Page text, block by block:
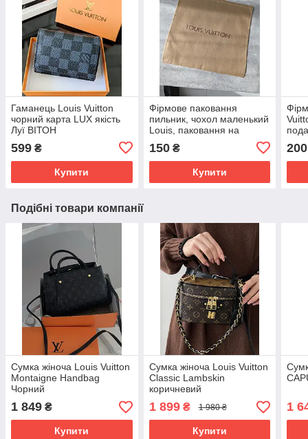
Гаманець Louis Vuitton
чорний карта LUX якість
Луї ВІТОН
599 ₴
Купити
Фірмове паковання
пильник, чохол маленький
Louis, паковання на
подарунок. Подарункова
брендова упаковка Луї
150₴
Купити
200
Подібні товари компанії
Сумка жіноча Louis Vuitton
Montaigne Handbag
Чорний
1 849 ₴
Купити
Сумка жіноча Louis Vuitton
Classic Lambskin
коричневий
1 899₴ 1 980 ₴
Купити
1